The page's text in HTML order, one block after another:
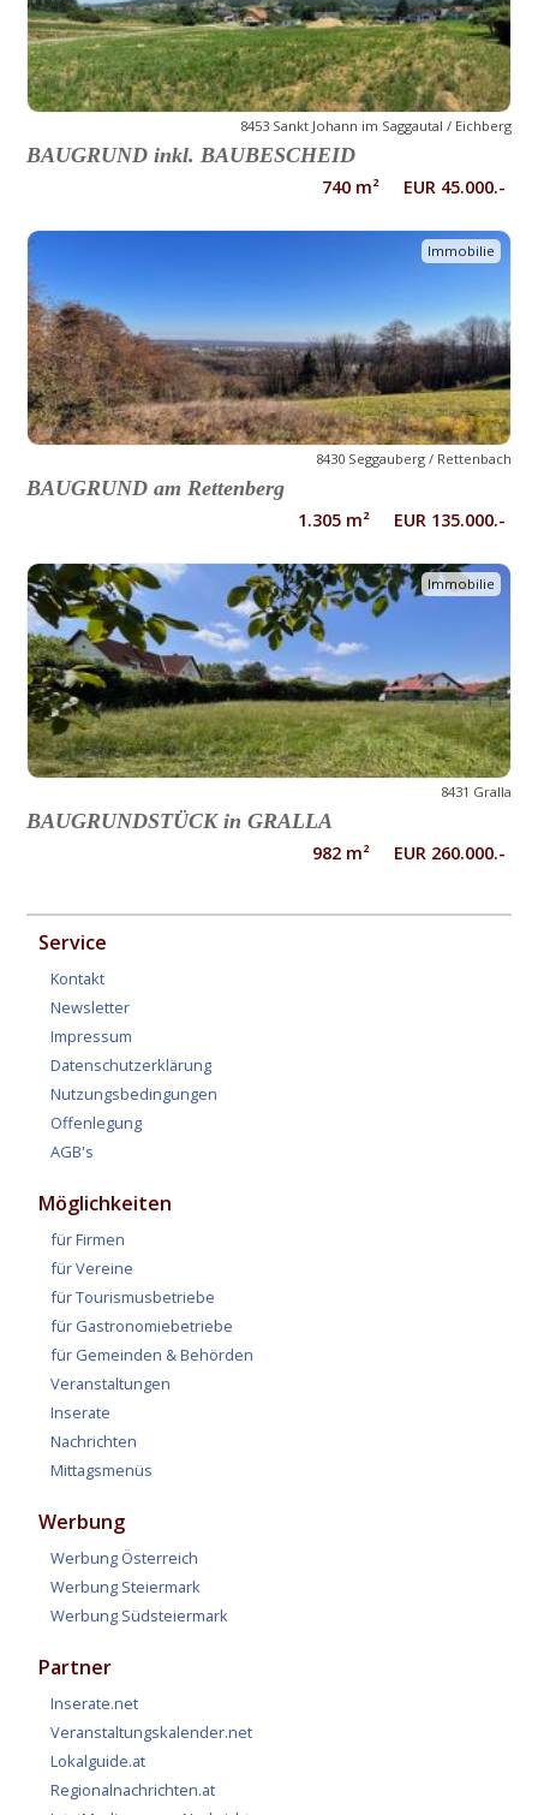
8453 Sankt Johann im Saggautal / Eichberg
BAUGRUND inkl. BAUBESCHEID
740 m² EUR 45.000.-
Immobilie
8430 Seggauberg / Rettenbach
BAUGRUND am Rettenberg
1.305 m² EUR 135.000.-
Immobilie
8431 Gralla
BAUGRUNDSTÜCK in GRALLA
982 m² EUR 260.000.-
Service
Kontakt
Newsletter
Impressum
Datenschutzerklärung
Nutzungsbedingungen
Offenlegung
AGB's
Möglichkeiten
für Firmen
für Vereine
für Tourismusbetriebe
für Gastronomiebetriebe
für Gemeinden & Behörden
Veranstaltungen
Inserate
Nachrichten
Mittagsmenüs
Werbung
Werbung Österreich
Werbung Steiermark
Werbung Südsteiermark
Partner
Inserate.net
Veranstaltungskalender.net
Lokalguide.at
Regionalnachrichten.at